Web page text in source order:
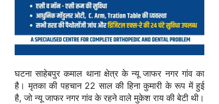
घटना साहेबपुर कमाल थाना क्षेत्र के न्यू जाफर नगर गांव का
है। मृतका की पहचान 22 साल की हिना कुमारी के रूप में हुई
है, जो न्यू जाफर नगर गांव के रहने वाले मुकेश राय की बेटी थी।